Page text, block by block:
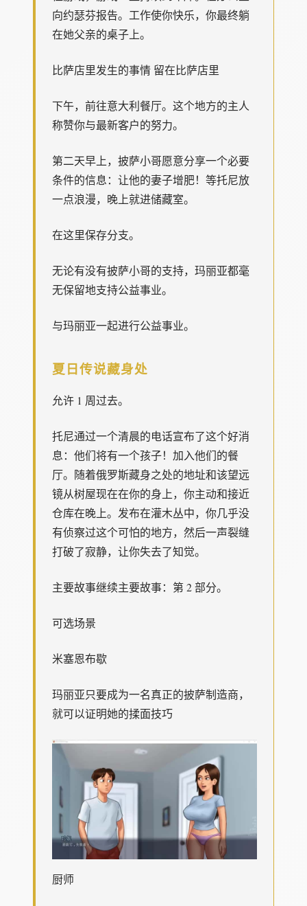
向约瑟芬报告。工作使你快乐，你最终躺
在她父亲的桌子上。
比萨店里发生的事情 留在比萨店里
下午，前往意大利餐厅。这个地方的主人
称赞你与最新客户的努力。
第二天早上，披萨小哥愿意分享一个必要
条件的信息：让他的妻子增肥！等托尼放
一点浪漫，晚上就进储藏室。
在这里保存分支。
无论有没有披萨小哥的支持，玛丽亚都毫
无保留地支持公益事业。
与玛丽亚一起进行公益事业。
夏日传说藏身处
允许 1 周过去。
托尼通过一个清晨的电话宣布了这个好消
息：他们将有一个孩子！加入他们的餐
厅。随着俄罗斯藏身之处的地址和该望远
镜从树屋现在在你的身上，你主动和接近
仓库在晚上。发布在灌木丛中，你几乎没
有侦察过这个可怕的地方，然后一声裂缝
打破了寂静，让你失去了知觉。
主要故事继续主要故事：第 2 部分。
可选场景
米塞恩布歇
玛丽亚只要成为一名真正的披萨制造商，
就可以证明她的揉面技巧
厨师